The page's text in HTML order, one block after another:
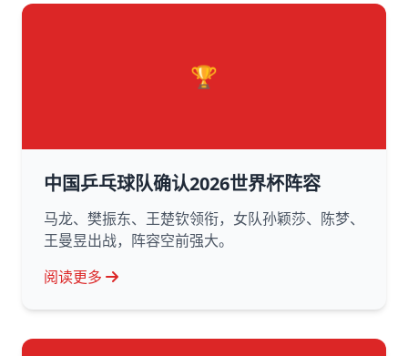
🏆
中国乒乓球队确认2026世界杯阵容
马龙、樊振东、王楚钦领衔，女队孙颖莎、陈梦、
王曼昱出战，阵容空前强大。
阅读更多